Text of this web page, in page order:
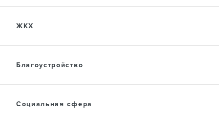
ЖКХ
Благоустройство
Социальная сфера